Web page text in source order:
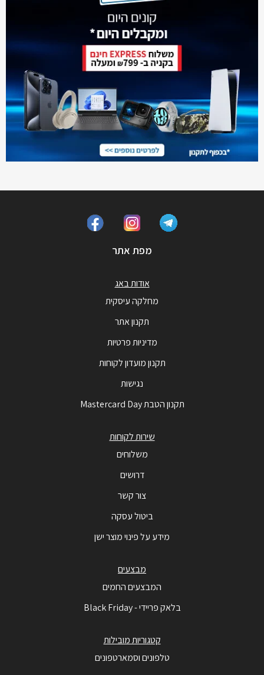
מפת אתר
אודות באג
מחלקה עיסקית
תקנון אתר
מדיניות פרטיות
תקנון מועדון לקוחות
נגישות
תקנון הטבת Mastercard Day
שירות לקוחות
משלוחים
דרושים
צור קשר
ביטול עסקה
מידע על פינוי מוצר ישן
מבצעים
המבצעים החמים
בלאק פריידי - Black Friday
קטגוריות מובילות
טלפונים וסמארטפונים